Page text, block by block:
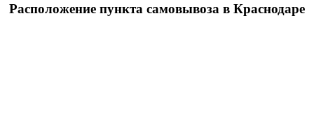
Расположение пункта самовывоза в Краснодаре